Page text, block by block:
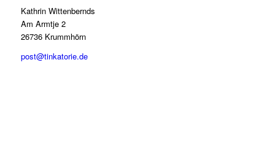
Kathrin Wittenbernds
Am Armtje 2
26736 Krummhörn
post@tinkatorie.de